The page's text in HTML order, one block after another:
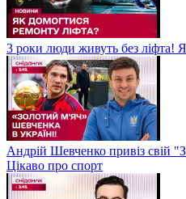
3 роки люди живуть без
Андрій Шевченко привіз свій
Цікаво про спорт